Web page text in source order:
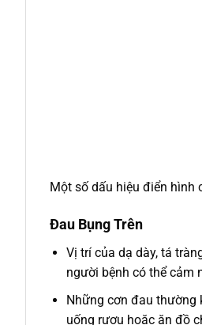
Một số dấu hiệu điển hình
Đau Bụng Trên
Vị trí của dạ dày, tá
người bệnh có thể cảm
Những cơn đau thường
uống rượu hoặc ăn đồ